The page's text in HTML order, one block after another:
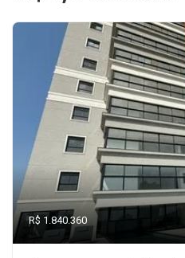
R$ 1.840.360